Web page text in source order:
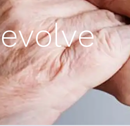
evolve